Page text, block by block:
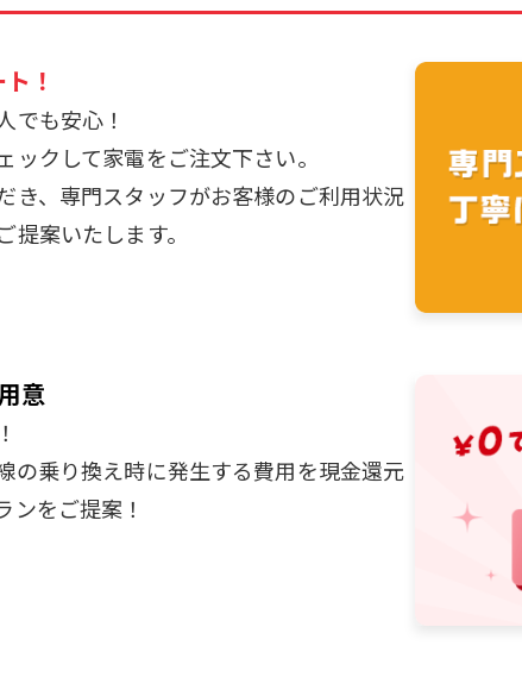
！
でも安心！
クして家電をご注文下さい。
き、専門スタッフがお客様のご利用状況
案いたします。
意
の乗り換え時に発生する費用を現金還元
ンをご提案！